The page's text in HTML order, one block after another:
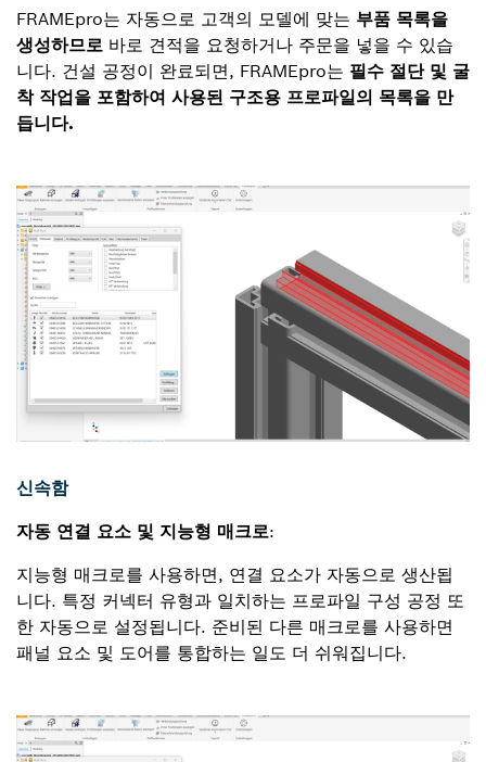
FRAMEpro는 자동으로 고객의 모델에 맞는 부품 목록을
생성하므로 바로 견적을 요청하거나 주문을 넣을 수 있습
니다. 건설 공정이 완료되면, FRAMEpro는 필수 절단 및 굴
착 작업을 포함하여 사용된 구조용 프로파일의 목록을 만
듭니다.
신속함
자동 연결 요소 및 지능형 매크로:
지능형 매크로를 사용하면, 연결 요소가 자동으로 생산됩
니다. 특정 커넥터 유형과 일치하는 프로파일 구성 공정 또
한 자동으로 설정됩니다. 준비된 다른 매크로를 사용하면
패널 요소 및 도어를 통합하는 일도 더 쉬워집니다.